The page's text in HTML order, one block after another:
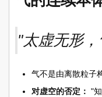
"太虚无形
气不是由离散粒子
对虚空的否定： "